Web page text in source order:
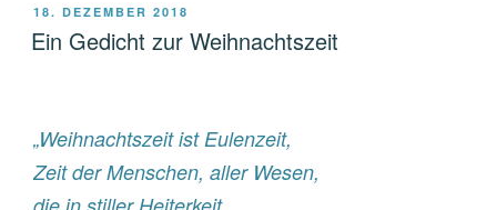
VERÖFFENTLICHT
AM
18. DEZEMBER 2018
Ein Gedicht zur Weihnachtszeit
„Weihnachtszeit ist Eulenzeit,
Zeit der Menschen, aller Wesen,